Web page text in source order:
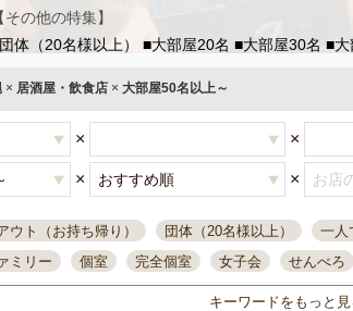
【その他の特集】
体（20名様以上）
■大部屋20名 ■大部屋30名 ■大
× 居酒屋・飲食店 × 大部屋50名以上～
× ×
× ×
ウト（お持ち帰り） 団体（20名様以上） 一人
ミリー 個室 完全個室 女子会 せんべろ
一人飲み 誕生日
キーワードをもっと見